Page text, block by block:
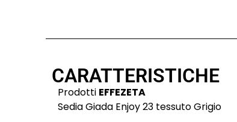
CARATTERISTICHE
Prodotti EFFEZETA
Sedia Giada Enjoy 23 tessuto Grigio